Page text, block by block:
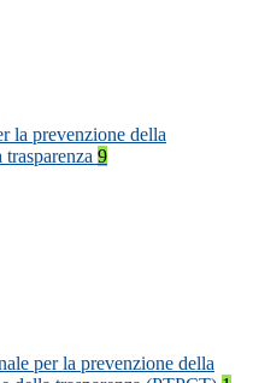
la prevenzione della
9
per la prevenzione della